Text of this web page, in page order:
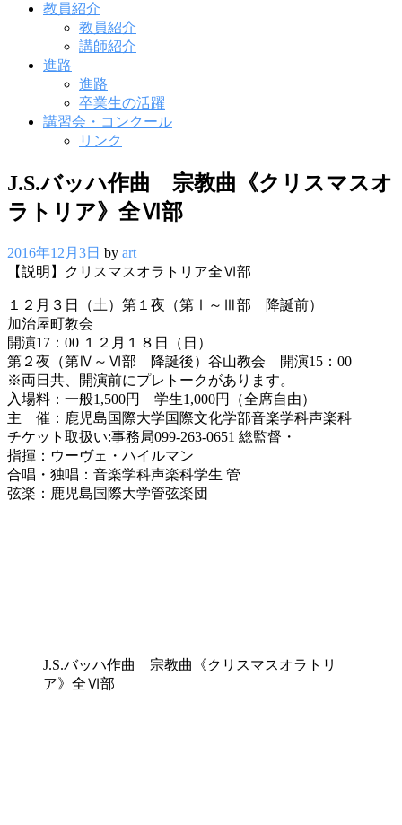
教員紹介
教員紹介
講師紹介
進路
進路
卒業生の活躍
講習会・コンクール
リンク
J.S.バッハ作曲 宗教曲《クリスマスオ
ラトリア》全Ⅵ部
2016年12月3日 by art
【説明】クリスマスオラトリア全Ⅵ部
１２月３日（土）第１夜（第Ⅰ～Ⅲ部 降誕前）
加治屋町教会
開演17：00 １２月１８日（日）
第２夜（第Ⅳ～Ⅵ部 降誕後）谷山教会 開演15：00
※両日共、開演前にプレトークがあります。
入場料：一般1,500円 学生1,000円（全席自由）
主 催：鹿児島国際大学国際文化学部音楽学科声楽科
チケット取扱い:事務局099-263-0651 総監督・
指揮：ウーヴェ・ハイルマン
合唱・独唱：音楽学科声楽科学生 管
弦楽：鹿児島国際大学管弦楽団
J.S.バッハ作曲 宗教曲《クリスマスオラトリ
ア》全Ⅵ部